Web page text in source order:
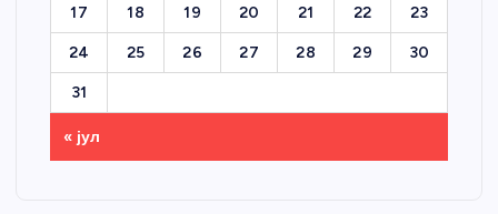
17 18 19 20 21 22 23
24 25 26 27 28 29 30
31
« јул